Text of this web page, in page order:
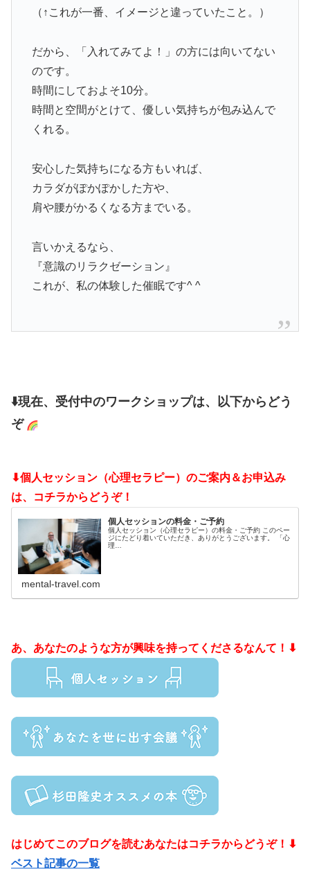
（↑これが一番、イメージと違っていたこと。）
だから、「入れてみてよ！」の方には向いてない
のです。
時間にしておよそ10分。
時間と空間がとけて、優しい気持ちが包み込んで
くれる。
安心した気持ちになる方もいれば、
カラダがぽかぽかした方や、
肩や腰がかるくなる方までいる。
言いかえるなら、
『意識のリラクゼーション』
これが、私の体験した催眠です^ ^
⬇️現在、受付中のワークショップは、以下からどう
ぞ
⬇個人セッション（心理セラピー）のご案内＆お申込み
は、コチラからどうぞ！
個人セッションの料金・ご予約
個人セッション（心理セラピー）の料金・ご予約 このペー
ジにたどり着いていただき、ありがとうございます。 「心
理…
mental-travel.com
あ、あなたのような方が興味を持ってくださるなんて！⬇
はじめてこのブログを読むあなたはコチラからどうぞ！⬇
ベスト記事の一覧